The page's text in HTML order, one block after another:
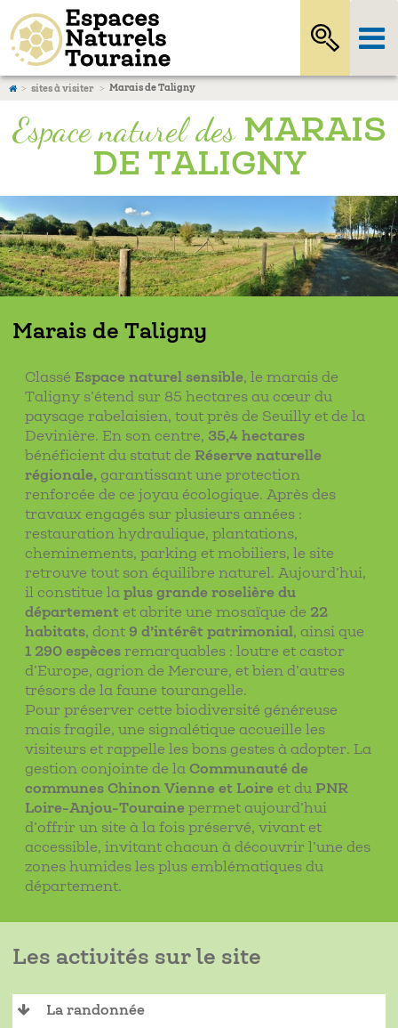
sites à visiter Marais de Taligny
Espace naturel desMARAIS
DE TALIGNY
Marais de Taligny
Classé Espace naturel sensible, le marais de
Taligny s’étend sur 85 hectares au cœur du
paysage rabelaisien, tout près de Seuilly et de la
Devinière. En son centre, 35,4 hectares
bénéficient du statut de Réserve naturelle
régionale, garantissant une protection
renforcée de ce joyau écologique. Après des
travaux engagés sur plusieurs années :
restauration hydraulique, plantations,
cheminements, parking et mobiliers, le site
retrouve tout son équilibre naturel. Aujourd’hui,
il constitue la plus grande roselière du
département et abrite une mosaïque de 22
habitats, dont 9 d’intérêt patrimonial, ainsi que
1 290 espèces remarquables : loutre et castor
d’Europe, agrion de Mercure, et bien d’autres
trésors de la faune tourangelle.
Pour préserver cette biodiversité généreuse
mais fragile, une signalétique accueille les
visiteurs et rappelle les bons gestes à adopter. La
gestion conjointe de la Communauté de
communes Chinon Vienne et Loire et du PNR
Loire-Anjou-Touraine permet aujourd’hui
d’offrir un site à la fois préservé, vivant et
accessible, invitant chacun à découvrir l’une des
zones humides les plus emblématiques du
département.
Les activités sur le site
La randonnée